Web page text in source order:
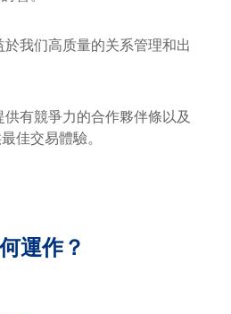
我们高质量的关系管理和出
有競爭力的合作夥伴條以及
佳交易體驗。
運作？